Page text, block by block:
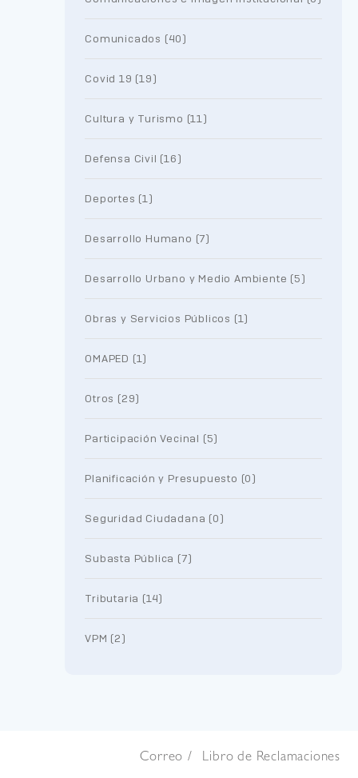
Comunicados (40)
Covid 19 (19)
Cultura y Turismo (11)
Defensa Civil (16)
Deportes (1)
Desarrollo Humano (7)
Desarrollo Urbano y Medio Ambiente (5)
Obras y Servicios Públicos (1)
OMAPED (1)
Otros (29)
Participación Vecinal (5)
Planificación y Presupuesto (0)
Seguridad Ciudadana (0)
Subasta Pública (7)
Tributaria (14)
VPM (2)
Correo Libro de Reclamaciones